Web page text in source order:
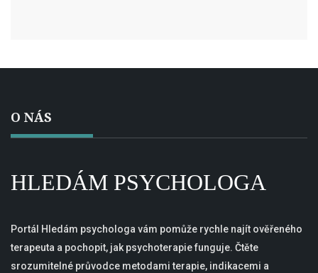
O NÁS
HLEDÁM PSYCHOLOGA
Portál Hledám psychologa vám pomůže rychle najít ověřeného
terapeuta a pochopit, jak psychoterapie funguje. Čtěte
srozumitelné průvodce metodami terapie, indikacemi a